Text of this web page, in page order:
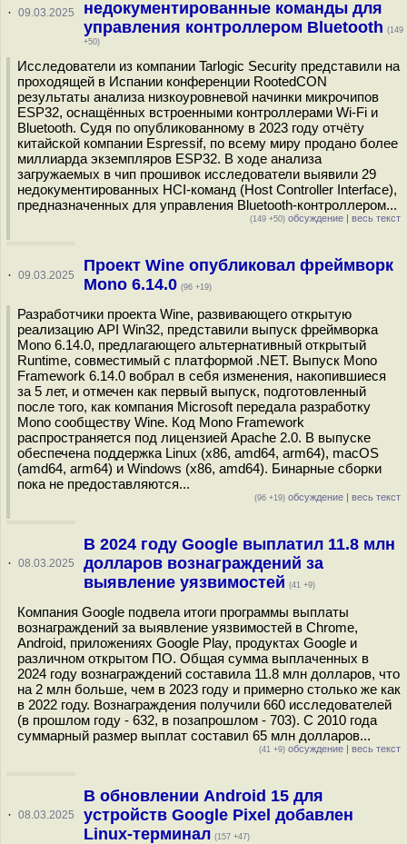
· 09.03.2025
недокументированные команды для
управления контроллером Bluetooth (149
+50)
Исследователи из компании Tarlogic Security представили на
проходящей в Испании конференции RootedCON
результаты анализа низкоуровневой начинки микрочипов
ESP32, оснащённых встроенными контроллерами Wi-Fi и
Bluetooth. Судя по опубликованному в 2023 году отчёту
китайской компании Espressif, по всему миру продано более
миллиарда экземпляров ESP32. В ходе анализа
загружаемых в чип прошивок исследователи выявили 29
недокументированных HCI-команд (Host Controller Interface),
предназначенных для управления Bluetooth-контроллером...
(149 +50) обсуждение | весь текст
· 09.03.2025
Проект Wine опубликовал фреймворк
Mono 6.14.0 (96 +19)
Разработчики проекта Wine, развивающего открытую
реализацию API Win32, представили выпуск фреймворка
Mono 6.14.0, предлагающего альтернативный открытый
Runtime, совместимый с платформой .NET. Выпуск Mono
Framework 6.14.0 вобрал в себя изменения, накопившиеся
за 5 лет, и отмечен как первый выпуск, подготовленный
после того, как компания Microsoft передала разработку
Mono сообществу Wine. Код Mono Framework
распространяется под лицензией Apache 2.0. В выпуске
обеспечена поддержка Linux (x86, amd64, arm64), macOS
(amd64, arm64) и Windows (x86, amd64). Бинарные сборки
пока не предоставляются...
(96 +19) обсуждение | весь текст
· 08.03.2025
В 2024 году Google выплатил 11.8 млн
долларов вознаграждений за
выявление уязвимостей (41 +9)
Компания Google подвела итоги программы выплаты
вознаграждений за выявление уязвимостей в Chrome,
Android, приложениях Google Play, продуктах Google и
различном открытом ПО. Общая сумма выплаченных в
2024 году вознаграждений составила 11.8 млн долларов, что
на 2 млн больше, чем в 2023 году и примерно столько же как
в 2022 году. Вознаграждения получили 660 исследователей
(в прошлом году - 632, в позапрошлом - 703). С 2010 года
суммарный размер выплат составил 65 млн долларов...
(41 +9) обсуждение | весь текст
· 08.03.2025
В обновлении Android 15 для
устройств Google Pixel добавлен
Linux-терминал (157 +47)